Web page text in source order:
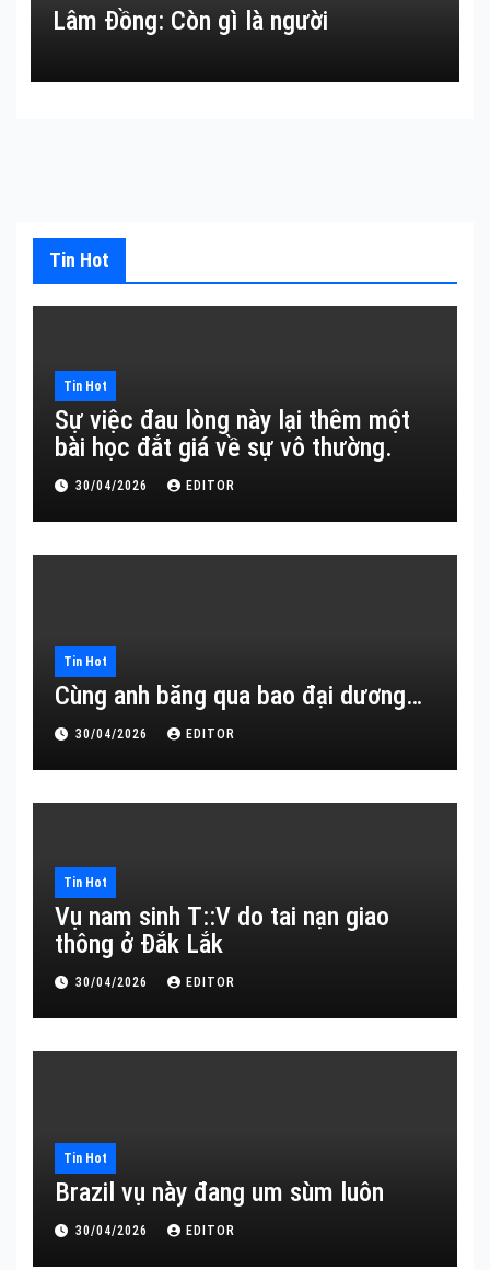
Lâm Đồng: Còn gì là người
Tin Hot
Tin Hot
Sự việc đau lòng này lại thêm một
bài học đắt giá về sự vô thường.
30/04/2026 EDITOR
Tin Hot
Cùng anh băng qua bao đại dương…
30/04/2026 EDITOR
Tin Hot
Vụ nam sinh T::V do tai nạn giao
thông ở Đắk Lắk
30/04/2026 EDITOR
Tin Hot
Brazil vụ này đang um sùm luôn
30/04/2026 EDITOR